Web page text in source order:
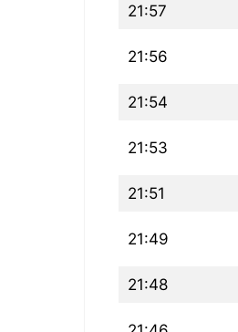
21:57
21:56
21:54
21:53
21:51
21:49
21:48